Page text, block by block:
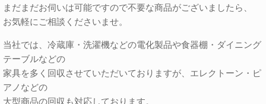
まだまだお伺いは可能ですので不要な商品がございましたら、
お気軽にご相談くださいませ。
当社では、冷蔵庫・洗濯機などの電化製品や食器棚・ダイニング
テーブルなどの
家具を多く回収させていただいておりますが、エレクトーン・ピ
アノなどの
大型商品の回収も対応しております。